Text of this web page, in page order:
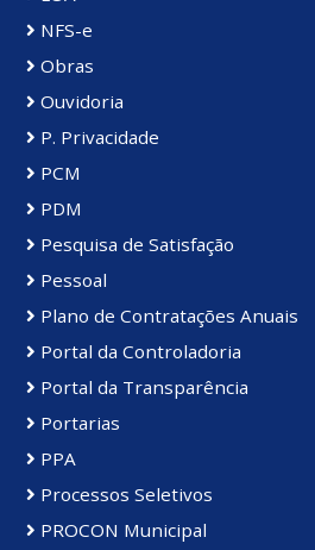
NFS-e
Obras
Ouvidoria
P. Privacidade
PCM
PDM
Pesquisa de Satisfação
Pessoal
Plano de Contratações Anuais
Portal da Controladoria
Portal da Transparência
Portarias
PPA
Processos Seletivos
PROCON Municipal